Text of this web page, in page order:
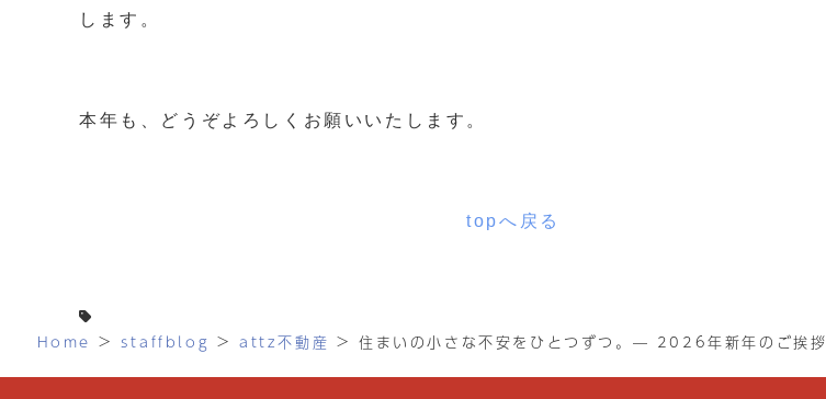
します。
本年も、どうぞよろしくお願いいたします。
topへ戻る
Home > staffblog >attz不動産 >住まいの小さな不安をひとつずつ。— 2026年新年のご挨拶